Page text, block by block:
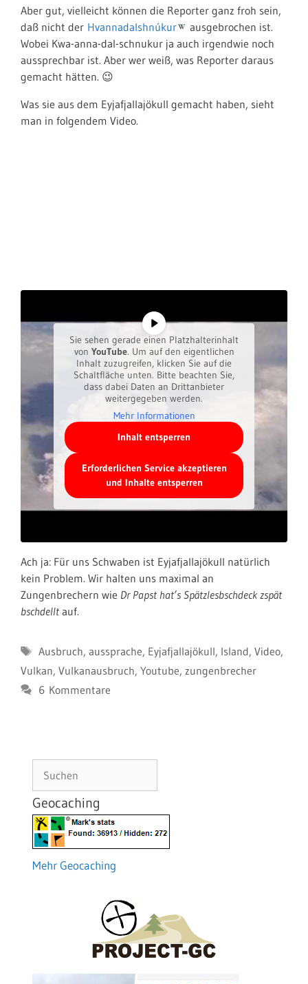
Aber gut, vielleicht können die Reporter ganz froh sein,
daß nicht der Hvannadalshnúkur
ausgebrochen ist.
Wobei Kwa-anna-dal-schnukur ja auch irgendwie noch
aussprechbar ist. Aber wer weiß, was Reporter daraus
gemacht hätten. 😉
Was sie aus dem Eyjafjallajökull gemacht haben, sieht
man in folgendem Video.
Sie sehen gerade einen Platzhalterinhalt
von YouTube. Um auf den eigentlichen
Inhalt zuzugreifen, klicken Sie auf die
Schaltfläche unten. Bitte beachten Sie,
dass dabei Daten an Drittanbieter
weitergegeben werden.
Mehr Informationen
Inhalt entsperren
Erforderlichen Service akzeptieren
und Inhalte entsperren
Ach ja: Für uns Schwaben ist Eyjafjallajökull natürlich
kein Problem. Wir halten uns maximal an
Zungenbrechern wie Dr Papst hat’s Spätzlesbschdeck zspät
bschdellt auf.
Schlagwörter
Ausbruch, aussprache, Eyjafjallajökull, Island, Video,
Vulkan, Vulkanausbruch, Youtube, zungenbrecher
6 Kommentare
Suchen
Geocaching
Mehr Geocaching